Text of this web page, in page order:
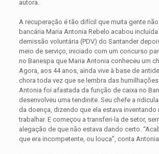
autora.
A recuperação é tão difícil que muita gente
bancária Maria Antonia Rebelo acabou
demissão voluntária (PDV) do Santander
meio de serviço, iniciado com um concurso
no Banespa que Maria Antonia conheceu um
Agora, aos 44 anos, ainda vive à base de
chora toda vez que se lembra das
Antonia foi afastada da função de caixa no
desenvolveu uma tendinite. Seu chefe a
da doença, dizendo que ela estava inventando
trabalhar. E começou a transferi-la de setor,
alegação de que não estava dando certo.
que era incompetente, ou louca”, conta